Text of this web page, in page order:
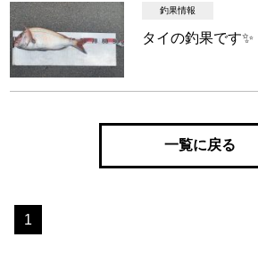
釣果情報
タイの釣果です✨
一覧に戻る
1